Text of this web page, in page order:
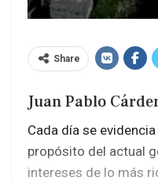
Share
Juan Pablo
Cada día se
propósito del actual
intereses de lo más